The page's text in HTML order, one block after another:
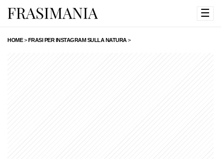
☰
HOME>FRASI PER INSTAGRAM SULLA NATURA>